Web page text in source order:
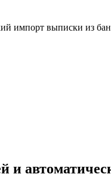
импорт выписки из
и